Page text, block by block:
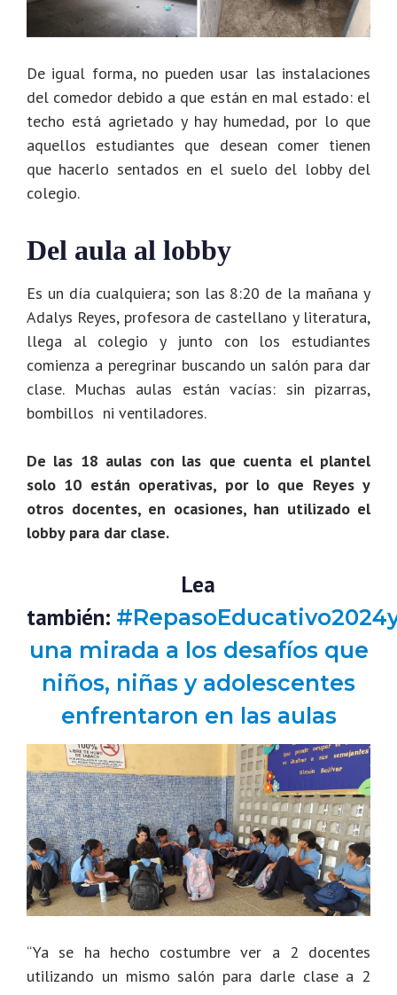
De igual forma, no pueden usar las instalaciones
del comedor debido a que están en mal estado: el
techo está agrietado y hay humedad, por lo que
aquellos estudiantes que desean comer tienen
que hacerlo sentados en el suelo del lobby del
colegio.
Del aula al lobby
Es un día cualquiera; son las 8:20 de la mañana y
Adalys Reyes, profesora de castellano y literatura,
llega al colegio y junto con los estudiantes
comienza a peregrinar buscando un salón para dar
clase. Muchas aulas están vacías: sin pizarras,
bombillos ni ventiladores.
De las 18 aulas con las que cuenta el plantel
solo 10 están operativas, por lo que Reyes y
otros docentes, en ocasiones, han utilizado el
lobby para dar clase.
Lea
también:
una mirada a los desafíos que
niños, niñas y adolescentes
enfrentaron en las aulas
“Ya se ha hecho costumbre ver a 2 docentes
utilizando un mismo salón para darle clase a 2